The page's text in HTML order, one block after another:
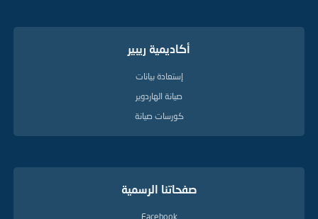
أكاديمية ريبير
إستعادة بيانات
صيانة الهاردوير
كورسات صيانة
صفحاتنا الرسمية
Facebook